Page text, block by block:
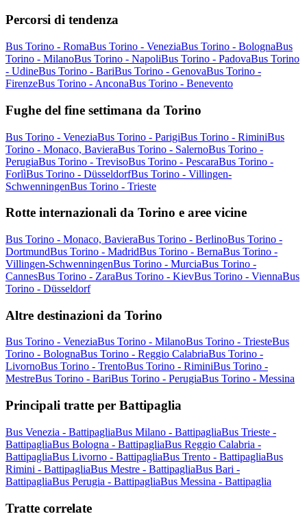
Percorsi di tendenza
Bus Torino - RomaBus Torino - VeneziaBus Torino - BolognaBus
Torino - MilanoBus Torino - NapoliBus Torino - PadovaBus Torino
- UdineBus Torino - BariBus Torino - GenovaBus Torino -
FirenzeBus Torino - AnconaBus Torino - Benevento
Fughe del fine settimana da Torino
Bus Torino - VeneziaBus Torino - ParigiBus Torino - RiminiBus
Torino - Monaco, BavieraBus Torino - SalernoBus Torino -
PerugiaBus Torino - TrevisoBus Torino - PescaraBus Torino -
ForlìBus Torino - DüsseldorfBus Torino - Villingen-
SchwenningenBus Torino - Trieste
Rotte internazionali da Torino e aree vicine
Bus Torino - Monaco, BavieraBus Torino - BerlinoBus Torino -
DortmundBus Torino - MadridBus Torino - BernaBus Torino -
Villingen-SchwenningenBus Torino - MurciaBus Torino -
CannesBus Torino - ZaraBus Torino - KievBus Torino - ViennaBus
Torino - Düsseldorf
Altre destinazioni da Torino
Bus Torino - VeneziaBus Torino - MilanoBus Torino - TriesteBus
Torino - BolognaBus Torino - Reggio CalabriaBus Torino -
LivornoBus Torino - TrentoBus Torino - RiminiBus Torino -
MestreBus Torino - BariBus Torino - PerugiaBus Torino - Messina
Principali tratte per Battipaglia
Bus Venezia - BattipagliaBus Milano - BattipagliaBus Trieste -
BattipagliaBus Bologna - BattipagliaBus Reggio Calabria -
BattipagliaBus Livorno - BattipagliaBus Trento - BattipagliaBus
Rimini - BattipagliaBus Mestre - BattipagliaBus Bari -
BattipagliaBus Perugia - BattipagliaBus Messina - Battipaglia
Tratte correlate